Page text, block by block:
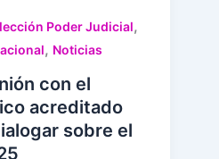
Poder Judicial,
, Noticias
con el
acreditado
sobre el